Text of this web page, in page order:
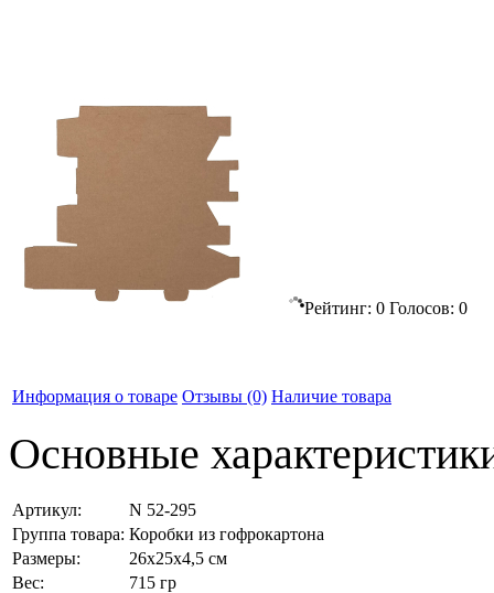
Рейтинг: 0 Голосов: 0
Информация о товаре Отзывы (0) Наличие товара
Основные
Артикул:
N 52-295
Группа товара: Коробки из гофрокартона
Размеры:
26x25x4,5 см
Вес:
715 гр